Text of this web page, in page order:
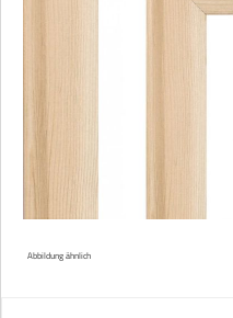
Abbildung ähnlich